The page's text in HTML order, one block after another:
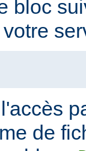
bloc
de